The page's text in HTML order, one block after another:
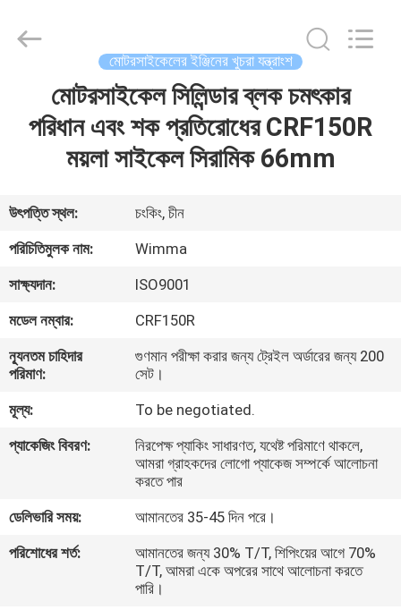
ভিডিও
সম্বন্ধে
কারখানা
গুণমান
Parts
মোটরসাইকেলের ইঞ্জিনের খুচরা যন্ত্রাংশ
মোটরসাইকেল সিলিন্ডার ব্লক চমৎকার
পরিধান এবং শক প্রতিরোধের CRF150R
ময়লা সাইকেল সিরামিক 66mm
উৎপত্তি স্থল:
চংকিং, চীন
পরিচিতিমুলক নাম:
Wimma
সাক্ষ্যদান:
ISO9001
মডেল নম্বার:
CRF150R
ন্যূনতম চাহিদার
পরিমাণ:
গুণমান পরীক্ষা করার জন্য ট্রেইল অর্ডারের জন্য 200
সেট।
মূল্য:
To be negotiated.
প্যাকেজিং বিবরণ:
নিরপেক্ষ প্যাকিং সাধারণত, যথেষ্ট পরিমাণে থাকলে,
আমরা গ্রাহকদের লোগো প্যাকেজ সম্পর্কে আলোচনা
করতে পার
ডেলিভারি সময়:
আমানতের 35-45 দিন পরে।
পরিশোধের শর্ত:
আমানতের জন্য 30% T/T, শিপিংয়ের আগে 70%
T/T, আমরা একে অপরের সাথে আলোচনা করতে
পারি।